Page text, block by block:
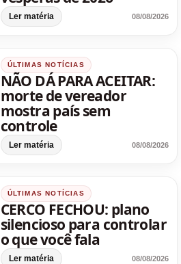
Ler matéria 08/08/2026
ÚLTIMAS NOTÍCIAS
NÃO DÁ PARA ACEITAR:
morte de vereador
mostra país sem
controle
Ler matéria 08/08/2026
ÚLTIMAS NOTÍCIAS
CERCO FECHOU: plano
silencioso para controlar
o que você fala
Ler matéria 08/08/2026